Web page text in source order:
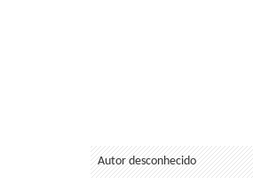
Autor desconhecido